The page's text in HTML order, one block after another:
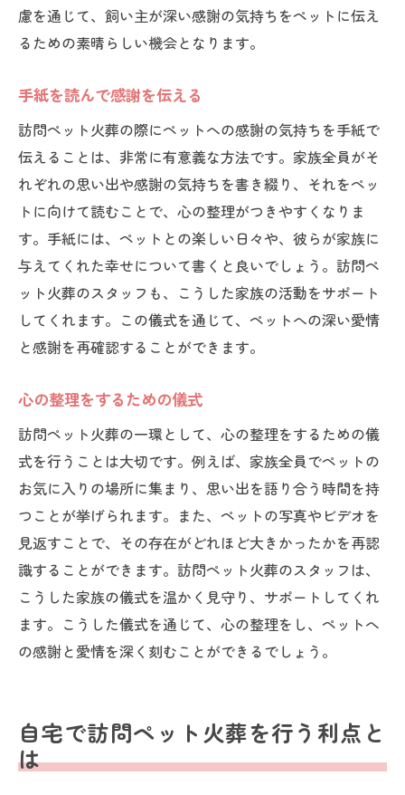
感謝の気持ちを込めた表現
家族と共有する手紙の時間
手紙をペットと共に納める
慮を通じて、飼い主が深い感謝の気持ちをペットに伝え
るための素晴らしい機会となります。
手紙を読んで感謝を伝える
訪問ペット火葬の際にペットへの感謝の気持ちを手紙で
伝えることは、非常に有意義な方法です。家族全員がそ
れぞれの思い出や感謝の気持ちを書き綴り、それをペッ
トに向けて読むことで、心の整理がつきやすくなりま
す。手紙には、ペットとの楽しい日々や、彼らが家族に
与えてくれた幸せについて書くと良いでしょう。訪問ペ
ット火葬のスタッフも、こうした家族の活動をサポート
してくれます。この儀式を通じて、ペットへの深い愛情
と感謝を再確認することができます。
心の整理をするための儀式
訪問ペット火葬の一環として、心の整理をするための儀
式を行うことは大切です。例えば、家族全員でペットの
お気に入りの場所に集まり、思い出を語り合う時間を持
つことが挙げられます。また、ペットの写真やビデオを
見返すことで、その存在がどれほど大きかったかを再認
識することができます。訪問ペット火葬のスタッフは、
こうした家族の儀式を温かく見守り、サポートしてくれ
ます。こうした儀式を通じて、心の整理をし、ペットへ
の感謝と愛情を深く刻むことができるでしょう。
自宅で訪問ペット火葬を行う利点と
は